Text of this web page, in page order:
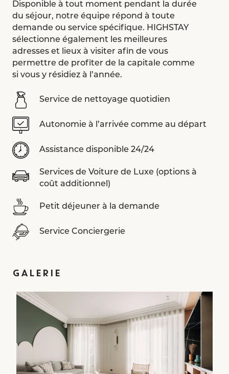
Disponible à tout moment pendant la durée
du séjour, notre équipe répond à toute
demande ou service spécifique. HIGHSTAY
sélectionne également les meilleures
adresses et lieux à visiter afin de vous
permettre de profiter de la capitale comme
si vous y résidiez à l’année.
Service de nettoyage quotidien
Autonomie à l’arrivée comme au départ
Assistance disponible 24/24
Services de Voiture de Luxe (options à
coût additionnel)
Petit déjeuner à la demande
Service Conciergerie
GALERIE